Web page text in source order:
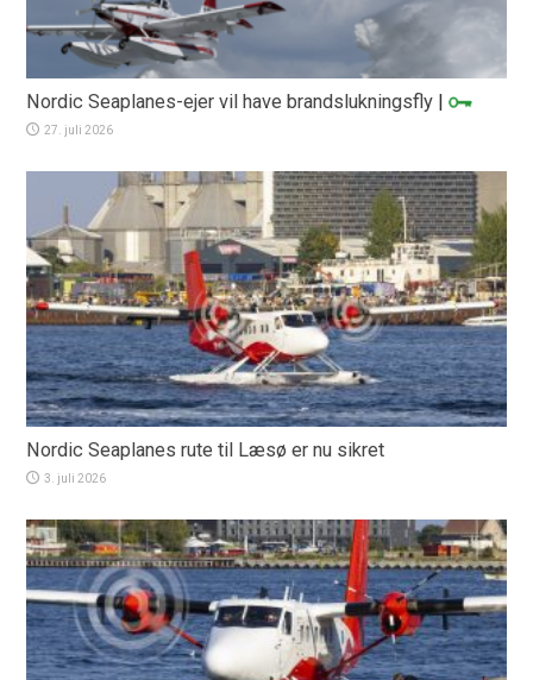
Nordic Seaplanes-ejer vil have brandslukningsfly |
27. juli 2026
Nordic Seaplanes rute til Læsø er nu sikret
3. juli 2026